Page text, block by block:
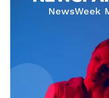
AIN NEWS 1
Contact Us
Privacy Policy